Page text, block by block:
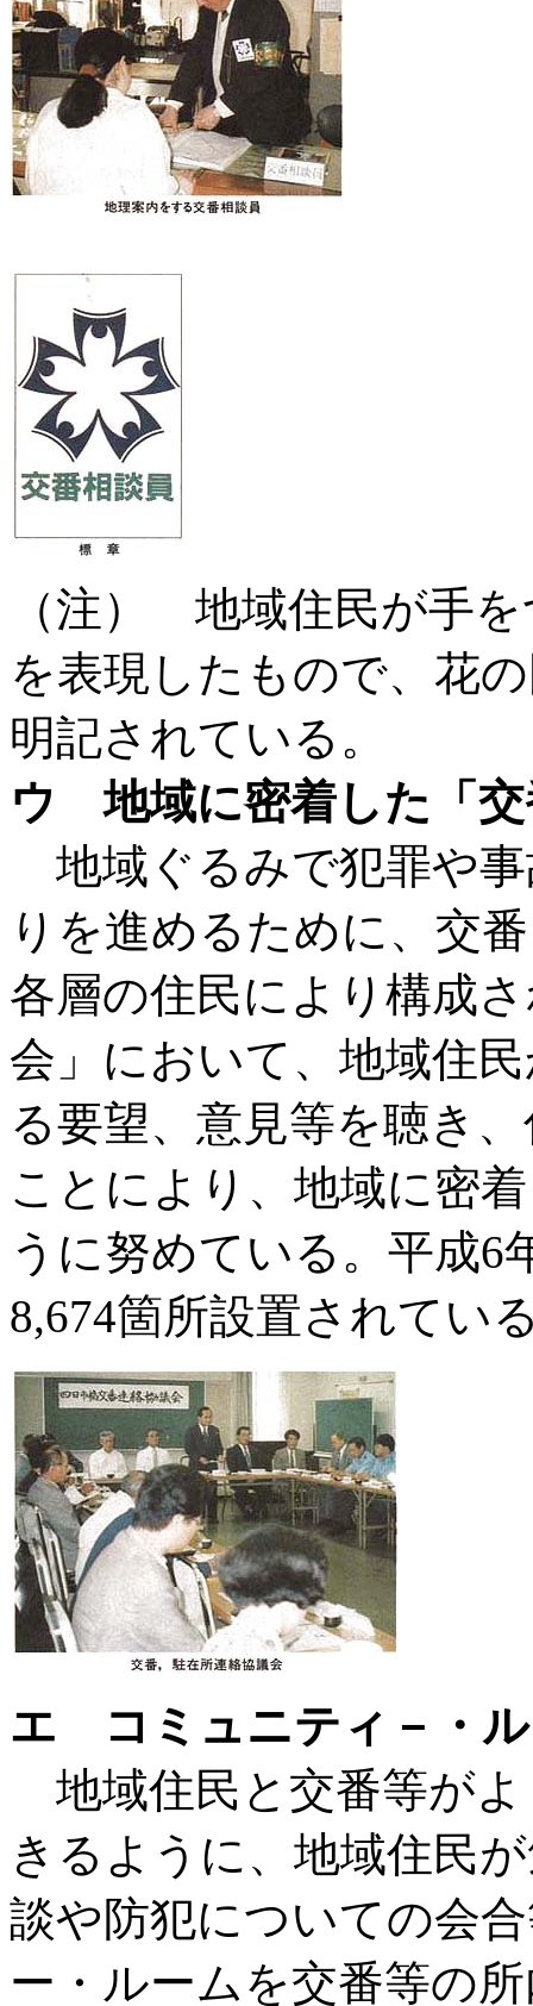
（注） 地域住民が手
を表現したもので、花
明記されている。
ウ 地域に密着した「交
地域ぐるみで犯罪や
りを進めるために、交
各層の住民により構成
会」において、地域住
る要望、意見等を聴き
ことにより、地域に密
うに努めている。平成6
8,674箇所設置されてい
エ コミュニティ－・ル
地域住民と交番等が
きるように、地域住民
談や防犯についての会
ー・ルームを交番等の